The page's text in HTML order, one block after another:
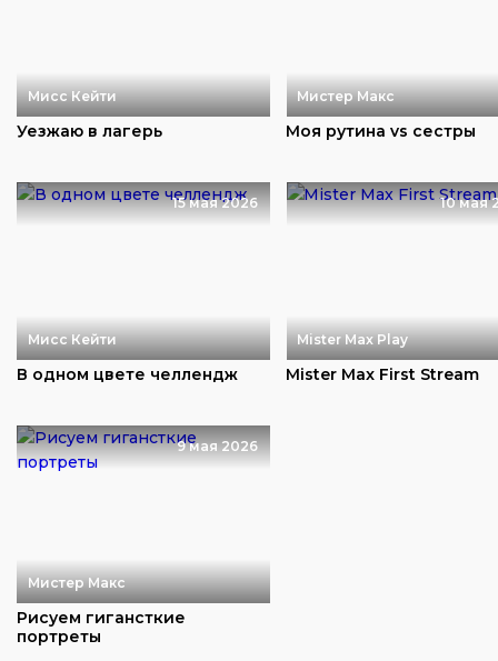
Мисс Кейти
Уезжаю в лагерь
Мистер Макс
Моя рутина vs сестры
15 мая 2026
Мисс Кейти
В одном цвете челлендж
10 мая
Mister Max Play
Mister Max First Stream
9 мая 2026
Мистер Макс
Рисуем гигансткие
портреты